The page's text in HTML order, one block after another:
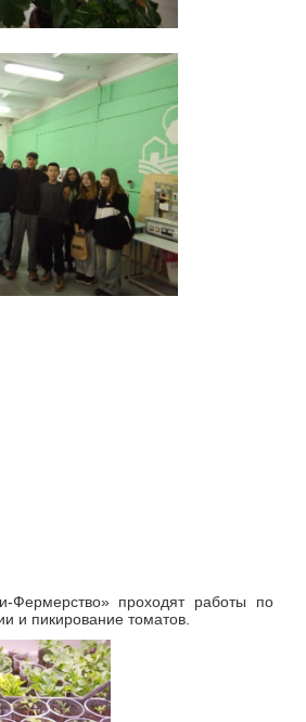
Фермерство» проходят работы по
и пикирование томатов.